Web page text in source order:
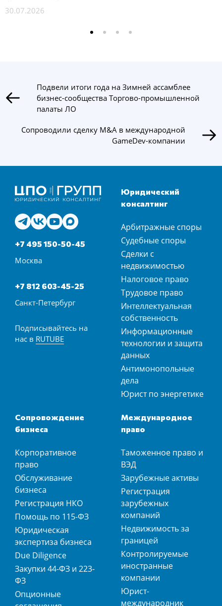
30.07.2026
Подвели итоги года на Зимней ассамблее
бизнес-сообщества Торгово-промышленной
палаты ЛО
Сопроводили сделку M&A в международной
GameDev-компании
+7 495 150-50-45
Москва
+7 812 603-45-25
Санкт-Петербург
Подписывайтесь на
нас в RUTUBE
Юридический
консалтинг
Арбитражные споры
Судебные споры
Сделки с
недвижимостью
Налоговое право
Трудовое право
Интеллектуальная
собственность
Информационные
технологии и защита
данных
Антимонопольные
дела
Юрист по энергетике
Сопровождение
бизнеса
Корпоративное
право
Обслуживание
бизнеса
Регистрация НКО
Помощь по 115-ФЗ
Юридическая
экспертиза бизнеса
Due Diligence
Закупки 44-ФЗ и 223-
ФЗ
Опционные
Международное
право
Таможенное право и
ВЭД
Зарубежные активы
Регистрация
зарубежных
компаний
Недвижимость за
границей
Контролируемые
иностранные
компании
Юрист-
международник